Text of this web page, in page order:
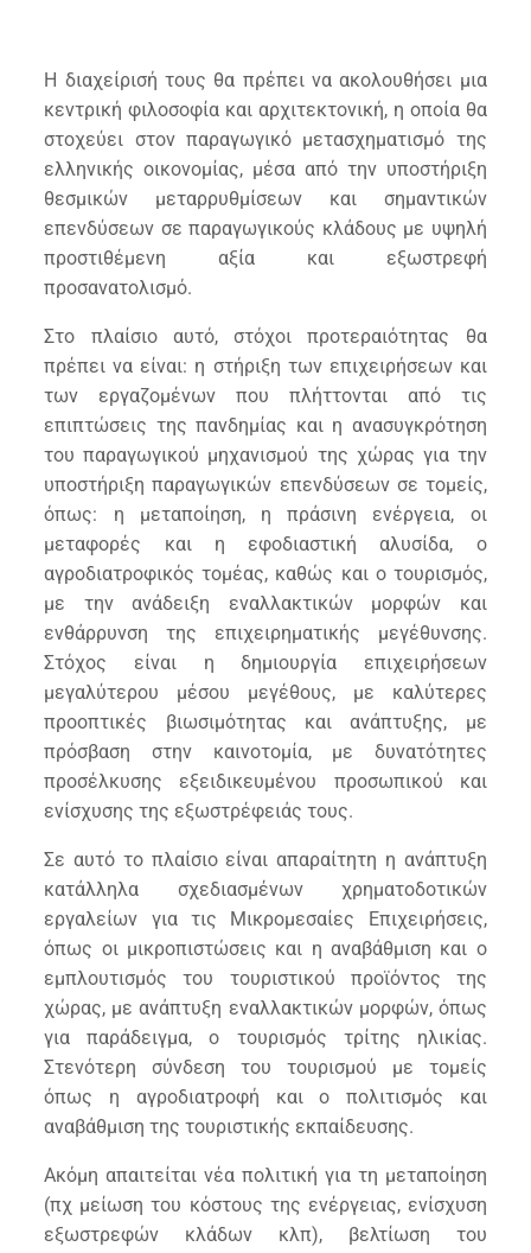
Η διαχείρισή τους θα πρέπει να ακολουθήσει μια
κεντρική φιλοσοφία και αρχιτεκτονική, η οποία θα
στοχεύει στον παραγωγικό μετασχηματισμό της
ελληνικής οικονομίας, μέσα από την υποστήριξη
θεσμικών μεταρρυθμίσεων και σημαντικών
επενδύσεων σε παραγωγικούς κλάδους με υψηλή
προστιθέμενη αξία και εξωστρεφή
προσανατολισμό.
Στο πλαίσιο αυτό, στόχοι προτεραιότητας θα
πρέπει να είναι: η στήριξη των επιχειρήσεων και
των εργαζομένων που πλήττονται από τις
επιπτώσεις της πανδημίας και η ανασυγκρότηση
του παραγωγικού μηχανισμού της χώρας για την
υποστήριξη παραγωγικών επενδύσεων σε τομείς,
όπως: η μεταποίηση, η πράσινη ενέργεια, οι
μεταφορές και η εφοδιαστική αλυσίδα, ο
αγροδιατροφικός τομέας, καθώς και ο τουρισμός,
με την ανάδειξη εναλλακτικών μορφών και
ενθάρρυνση της επιχειρηματικής μεγέθυνσης.
Στόχος είναι η δημιουργία επιχειρήσεων
μεγαλύτερου μέσου μεγέθους, με καλύτερες
προοπτικές βιωσιμότητας και ανάπτυξης, με
πρόσβαση στην καινοτομία, με δυνατότητες
προσέλκυσης εξειδικευμένου προσωπικού και
ενίσχυσης της εξωστρέφειάς τους.
Σε αυτό το πλαίσιο είναι απαραίτητη η ανάπτυξη
κατάλληλα σχεδιασμένων χρηματοδοτικών
εργαλείων για τις Μικρομεσαίες Επιχειρήσεις,
όπως οι μικροπιστώσεις και η αναβάθμιση και ο
εμπλουτισμός του τουριστικού προϊόντος της
χώρας, με ανάπτυξη εναλλακτικών μορφών, όπως
για παράδειγμα, ο τουρισμός τρίτης ηλικίας.
Στενότερη σύνδεση του τουρισμού με τομείς
όπως η αγροδιατροφή και ο πολιτισμός και
αναβάθμιση της τουριστικής εκπαίδευσης.
Ακόμη απαιτείται νέα πολιτική για τη μεταποίηση
(πχ μείωση του κόστους της ενέργειας, ενίσχυση
εξωστρεφών κλάδων κλπ), βελτίωση του